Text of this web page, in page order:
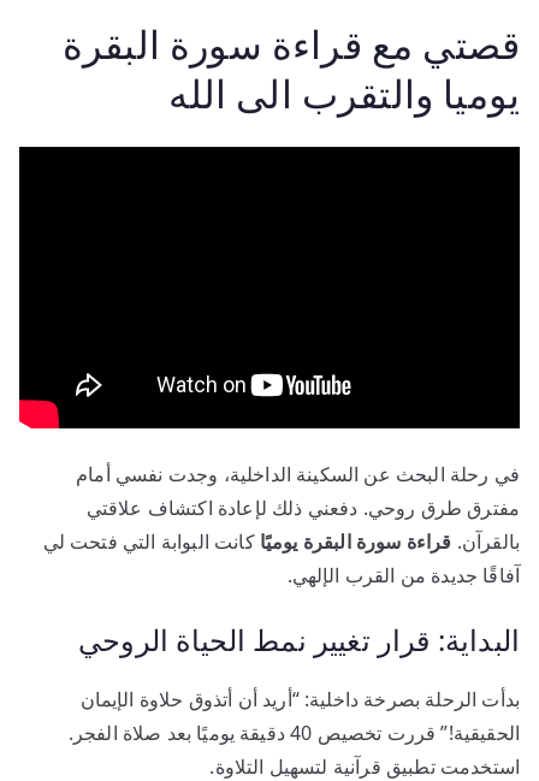
قصتي مع قراءة سورة البقرة
يوميا والتقرب الى الله
في رحلة البحث عن السكينة الداخلية، وجدت نفسي أمام
مفترق طرق روحي. دفعني ذلك لإعادة اكتشاف علاقتي
بالقرآن. قراءة سورة البقرة يوميًا كانت البوابة التي فتحت لي
آفاقًا جديدة من القرب الإلهي.
البداية: قرار تغيير نمط الحياة الروحي
بدأت الرحلة بصرخة داخلية: “أريد أن أتذوق حلاوة الإيمان
الحقيقية!” قررت تخصيص 40 دقيقة يوميًا بعد صلاة الفجر.
استخدمت تطبيق قرآنية لتسهيل التلاوة.